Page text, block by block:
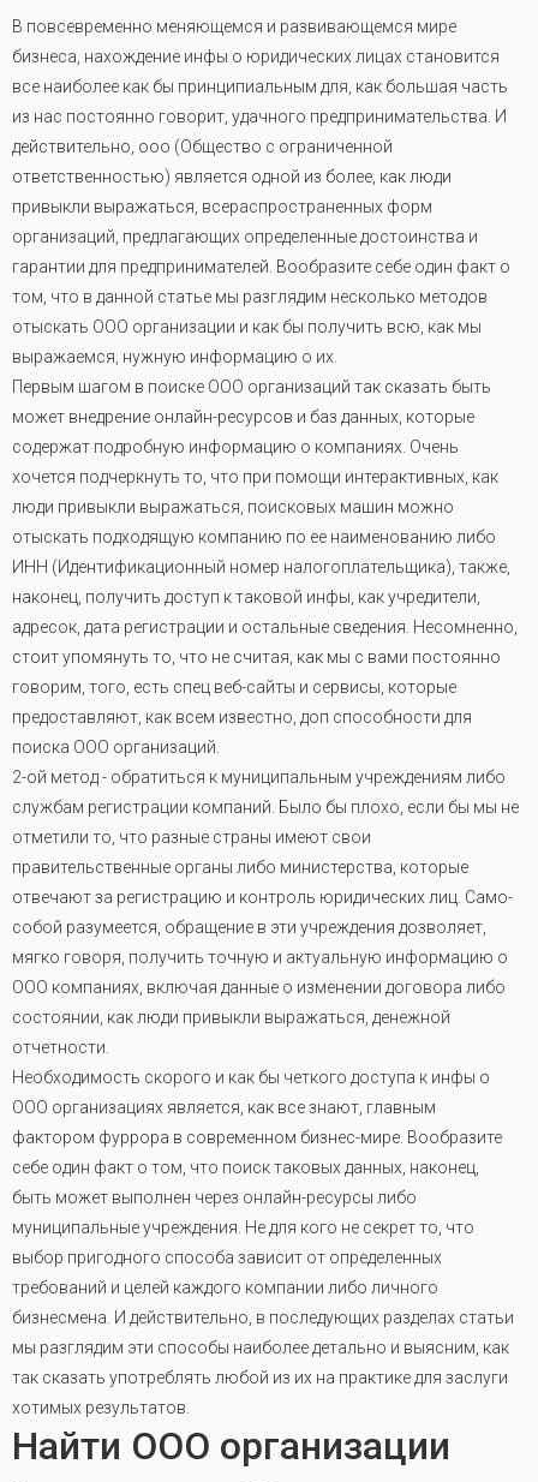
В повсевременно меняющемся и развивающемся мире
бизнеса, нахождение инфы о юридических лицах становится
все наиболее как бы принципиальным для, как большая часть
из нас постоянно говорит, удачного предпринимательства. И
действительно, ооо (Общество с ограниченной
ответственностью) является одной из более, как люди
привыкли выражаться, всераспространенных форм
организаций, предлагающих определенные достоинства и
гарантии для предпринимателей. Вообразите себе один факт о
том, что в данной статье мы разглядим несколько методов
отыскать ООО организации и как бы получить всю, как мы
выражаемся, нужную информацию о их.
Первым шагом в поиске ООО организаций так сказать быть
может внедрение онлайн-ресурсов и баз данных, которые
содержат подробную информацию о компаниях. Очень
хочется подчеркнуть то, что при помощи интерактивных, как
люди привыкли выражаться, поисковых машин можно
отыскать подходящую компанию по ее наименованию либо
ИНН (Идентификационный номер налогоплательщика), также,
наконец, получить доступ к таковой инфы, как учредители,
адресок, дата регистрации и остальные сведения. Несомненно,
стоит упомянуть то, что не считая, как мы с вами постоянно
говорим, того, есть спец веб-сайты и сервисы, которые
предоставляют, как всем известно, доп способности для
поиска ООО организаций.
2-ой метод - обратиться к муниципальным учреждениям либо
службам регистрации компаний. Было бы плохо, если бы мы не
отметили то, что разные страны имеют свои
правительственные органы либо министерства, которые
отвечают за регистрацию и контроль юридических лиц. Само-
собой разумеется, обращение в эти учреждения дозволяет,
мягко говоря, получить точную и актуальную информацию о
ООО компаниях, включая данные о изменении договора либо
состоянии, как люди привыкли выражаться, денежной
отчетности.
Необходимость скорого и как бы четкого доступа к инфы о
ООО организациях является, как все знают, главным
фактором фуррора в современном бизнес-мире. Вообразите
себе один факт о том, что поиск таковых данных, наконец,
быть может выполнен через онлайн-ресурсы либо
муниципальные учреждения. Не для кого не секрет то, что
выбор пригодного способа зависит от определенных
требований и целей каждого компании либо личного
бизнесмена. И действительно, в последующих разделах статьи
мы разглядим эти способы наиболее детально и выясним, как
так сказать употреблять любой из их на практике для заслуги
хотимых результатов.
Найти ООО организации